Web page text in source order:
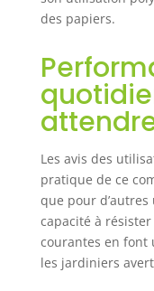
des papiers.
Les avis des
pratique de ce
que pour d’autres
capacité à
courantes en
les jardiniers